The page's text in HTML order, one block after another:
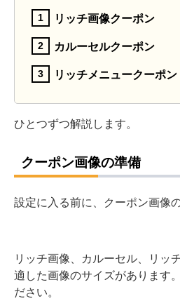
リッチ画像クーポン
カルーセルクーポン
リッチメニュークーポン
ひとつずつ解説します。
クーポン画像の準備
設定に入る前に、クーポン画像
リッチ画像、カルーセル、リッ
適した画像のサイズがあります
ださい。